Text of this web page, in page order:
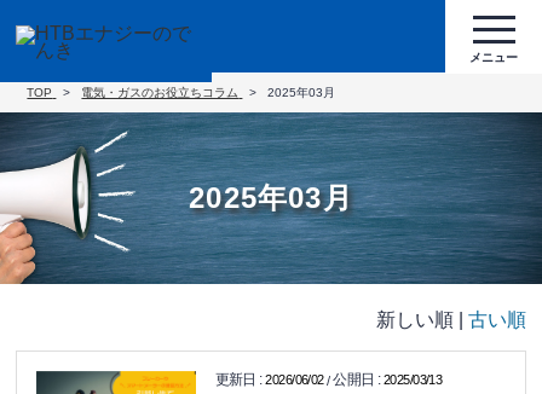
TOP 電気・ガスのお役立ちコラム 2025年03月
2025年03月
新しい順 | 古い順
更新日 :2026/06/02/公開日 :2025/03/13